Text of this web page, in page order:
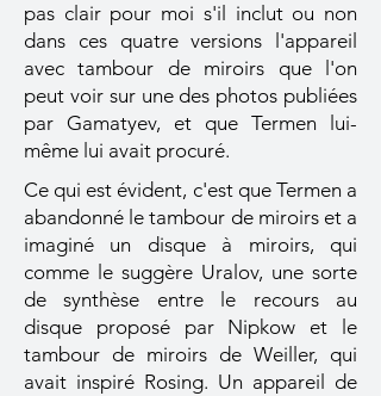
pas clair pour moi s'il inclut ou non
dans ces quatre versions l'appareil
avec tambour de miroirs que l'on
peut voir sur une des photos publiées
par Gamatyev, et que Termen lui-
même lui avait procuré.
Ce qui est évident, c'est que Termen a
abandonné le tambour de miroirs et a
imaginé un disque à miroirs, qui
comme le suggère Uralov, une sorte
de synthèse entre le recours au
disque proposé par Nipkow et le
tambour de miroirs de Weiller, qui
avait inspiré Rosing. Un appareil de